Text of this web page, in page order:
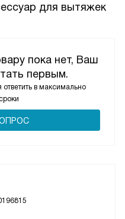
для вытяжек
пока нет, Ваш
первым.
в максимально